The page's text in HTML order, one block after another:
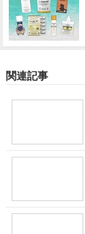
関連記事